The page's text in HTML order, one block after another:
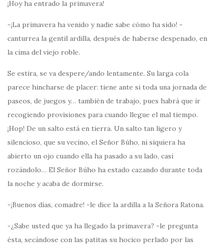
¡Hoy ha entrado la primavera!
-¡La primavera ha venido y nadie sabe cómo ha sido! -
canturrea la gentil ardilla, después de haberse despenado, en
la cima del viejo roble.
Se estira, se va despere/ando lentamente. Su larga cola
parece hincharse de placer: tiene ante si toda una jornada de
paseos, de juegos y… también de trabajo, pues habrá que ir
recogiendo provisiones para cuando llegue el mal tiempo.
¡Hop! De un salto está en tierra. Un salto tan ligero y
silencioso, que su vecino, el Señor Búho, ni siquiera ha
abierto un ojo cuando ella ha pasado a su lado, casi
rozándolo… El Señor Búho ha estado cazando durante toda
la noche y acaba de dormirse.
-¡Buenos días, comadre! -le dice la ardilla a la Señora Ratona.
-¿Sabe usted que ya ha llegado la primavera? -le pregunta
ésta, secándose con las patitas su hocico perlado por las